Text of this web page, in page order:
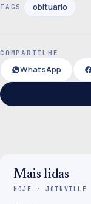
TAGS obituario
COMPARTILHE
WhatsApp
Mais lidas
HOJE · JOINVILLE